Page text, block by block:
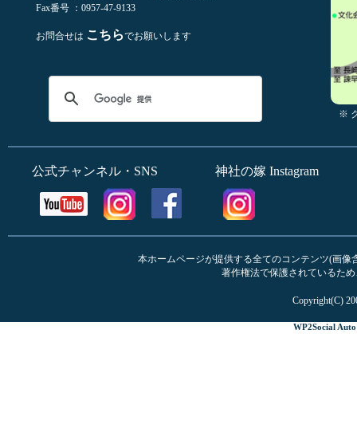
Fax番号 ：0957-47-9133
お問合せは こちらでお願いします
※
公式チャンネル・SNS 神社の嫁 Instagram
本ホームページが提供する全てのコンテンツ(画
著作権法で保護されているた
Copyright(C)
WP2Social